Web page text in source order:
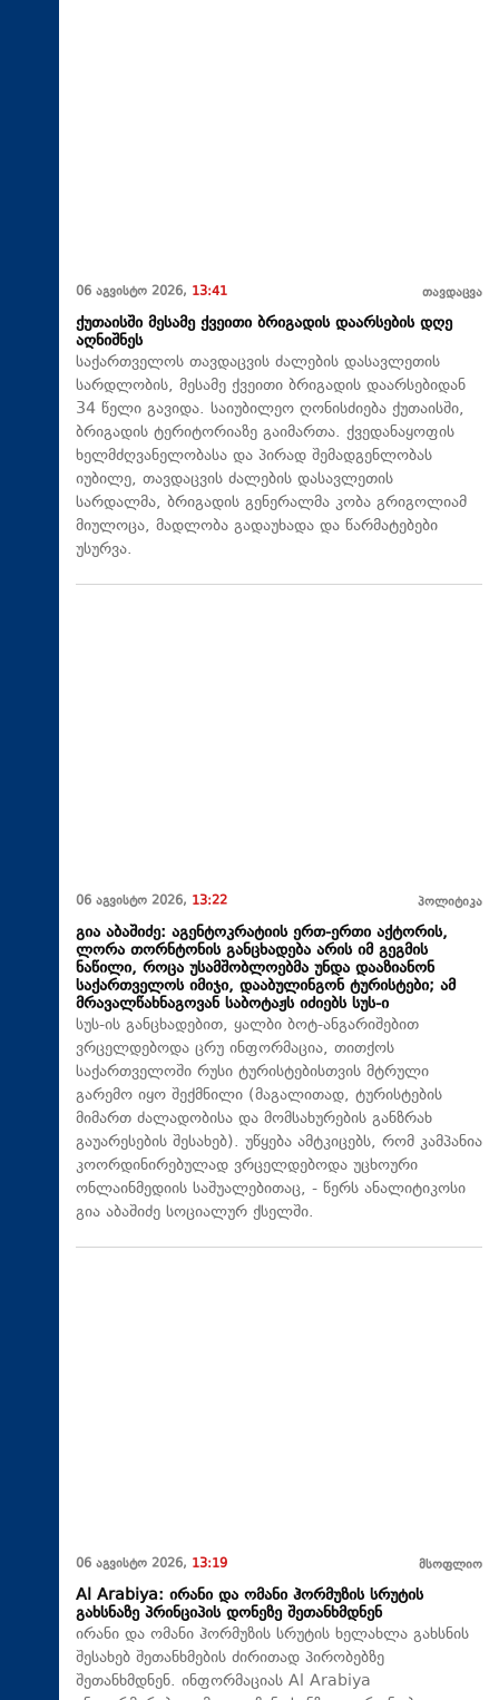
06 აგვისტო 2026, 13:41 თავდაცვა
ქუთაისში მესამე ქვეითი ბრიგადის დაარსების დღე
აღნიშნეს
საქართველოს თავდაცვის ძალების დასავლეთის
სარდლობის, მესამე ქვეითი ბრიგადის დაარსებიდან
34 წელი გავიდა. საიუბილეო ღონისძიება ქუთაისში,
ბრიგადის ტერიტორიაზე გაიმართა. ქვედანაყოფის
ხელმძღვანელობასა და პირად შემადგენლობას
იუბილე, თავდაცვის ძალების დასავლეთის
სარდალმა, ბრიგადის გენერალმა კობა გრიგოლიამ
მიულოცა, მადლობა გადაუხადა და წარმატებები
უსურვა.
06 აგვისტო 2026, 13:22 პოლიტიკა
გია აბაშიძე: აგენტოკრატიის ერთ-ერთი აქტორის,
ლორა თორნტონის განცხადება არის იმ გეგმის
ნაწილი, როცა უსამშობლოებმა უნდა დააზიანონ
საქართველოს იმიჯი, დააბულინგონ ტურისტები; ამ
მრავალწახნაგოვან საბოტაჟს იძიებს სუს-ი
​სუს-ის განცხადებით, ყალბი ბოტ-ანგარიშებით
ვრცელდებოდა ცრუ ინფორმაცია, თითქოს
საქართველოში რუსი ტურისტებისთვის მტრული
გარემო იყო შექმნილი (მაგალითად, ტურისტების
მიმართ ძალადობისა და მომსახურების განზრახ
გაუარესების შესახებ). უწყება ამტკიცებს, რომ კამპანია
კოორდინირებულად ვრცელდებოდა უცხოური
ონლაინმედიის საშუალებითაც, - წერს ანალიტიკოსი
გია აბაშიძე სოციალურ ქსელში.
06 აგვისტო 2026, 13:19 მსოფლიო
Al Arabiya: ირანი და ომანი ჰორმუზის სრუტის
გახსნაზე პრინციპის დონეზე შეთანხმდნენ
ირანი და ომანი ჰორმუზის სრუტის ხელახლა გახსნის
შესახებ შეთანხმების ძირითად პირობებზე
შეთანხმდნენ. ინფორმაციას Al Arabiya